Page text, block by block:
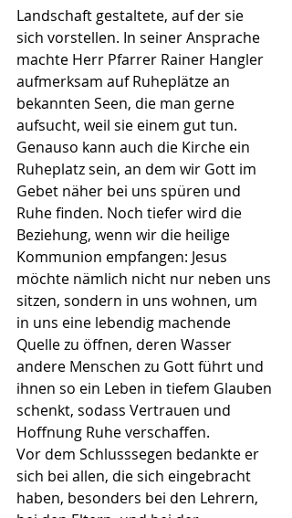
Landschaft gestaltete, auf der sie
sich vorstellen. In seiner Ansprache
machte Herr Pfarrer Rainer Hangler
aufmerksam auf Ruheplätze an
bekannten Seen, die man gerne
aufsucht, weil sie einem gut tun.
Genauso kann auch die Kirche ein
Ruheplatz sein, an dem wir Gott im
Gebet näher bei uns spüren und
Ruhe finden. Noch tiefer wird die
Beziehung, wenn wir die heilige
Kommunion empfangen: Jesus
möchte nämlich nicht nur neben uns
sitzen, sondern in uns wohnen, um
in uns eine lebendig machende
Quelle zu öffnen, deren Wasser
andere Menschen zu Gott führt und
ihnen so ein Leben in tiefem Glauben
schenkt, sodass Vertrauen und
Hoffnung Ruhe verschaffen.
Vor dem Schlusssegen bedankte er
sich bei allen, die sich eingebracht
haben, besonders bei den Lehrern,